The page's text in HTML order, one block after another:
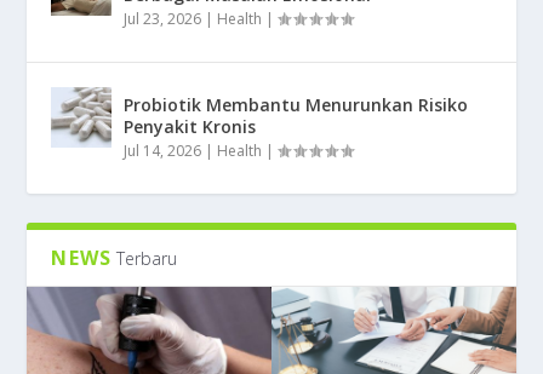
Jul 23, 2026 | Health |
Probiotik Membantu Menurunkan Risiko
Penyakit Kronis
Jul 14, 2026 | Health |
NEWS Terbaru